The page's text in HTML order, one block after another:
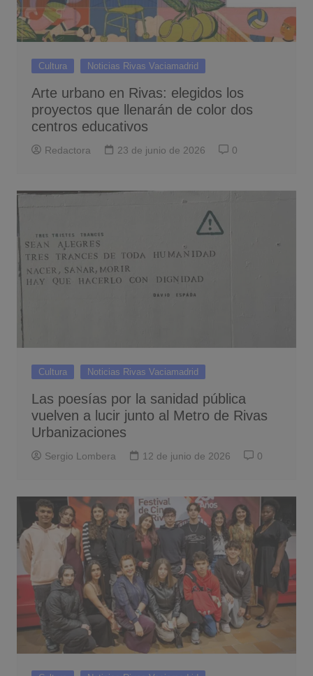
Cultura Noticias Rivas Vaciamadrid
Arte urbano en Rivas: elegidos los
proyectos que llenarán de color dos
centros educativos
Redactora 23 de junio de 2026 0
Cultura Noticias Rivas Vaciamadrid
Las poesías por la sanidad pública
vuelven a lucir junto al Metro de Rivas
Urbanizaciones
Sergio Lombera 12 de junio de 2026 0